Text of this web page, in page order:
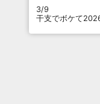
3/9
干支でボケて